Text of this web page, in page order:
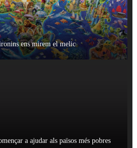
ens mirem el melic
a ajudar als països més pobres